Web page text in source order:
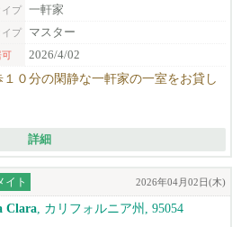
イプ 一軒家
イプ マスター
可 2026/4/02
０分の閑静な一軒家の一室をお貸し
詳細
イト 2026年04月02日(木)
Clara , カリフォルニア州, 95054